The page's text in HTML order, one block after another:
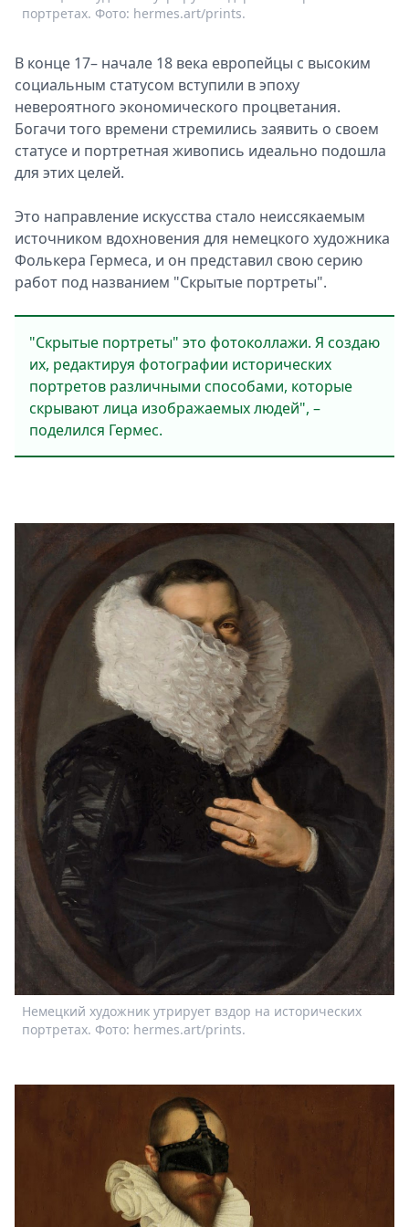
портретах. Фото: hermes.art/prints.
В конце 17– начале 18 века европейцы с высоким
социальным статусом вступили в эпоху
невероятного экономического процветания.
Богачи того времени стремились заявить о своем
статусе и портретная живопись идеально подошла
для этих целей.
Это направление искусства стало неиссякаемым
источником вдохновения для немецкого художника
Фолькера Гермеса, и он представил свою серию
работ под названием "Скрытые портреты".
"Скрытые портреты" это фотоколлажи. Я создаю
их, редактируя фотографии исторических
портретов различными способами, которые
скрывают лица изображаемых людей", –
поделился Гермес.
Немецкий художник утрирует вздор на исторических
портретах. Фото: hermes.art/prints.